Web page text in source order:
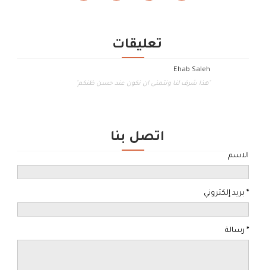
تعليقات
Ehab Saleh
"هذا شرف لنا ونتمنى ان نكون عند حسن ظنكم"
اتصل بنا
الاسم
بريد إلكتروني*
رسالة*